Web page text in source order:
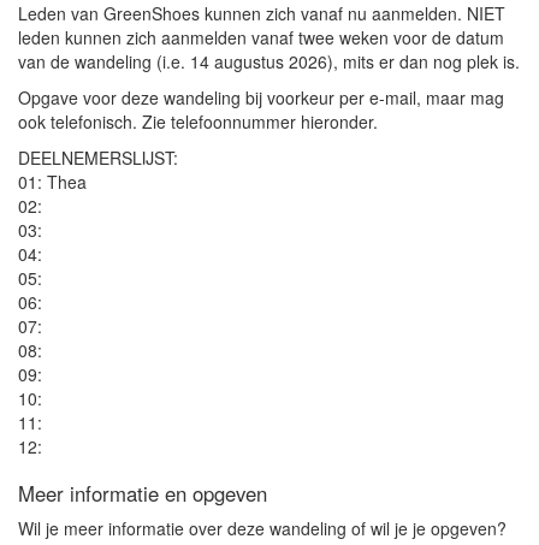
Leden van GreenShoes kunnen zich vanaf nu aanmelden. NIET
leden kunnen zich aanmelden vanaf twee weken voor de datum
van de wandeling (i.e. 14 augustus 2026), mits er dan nog plek is.
Opgave voor deze wandeling bij voorkeur per e-mail, maar mag
ook telefonisch. Zie telefoonnummer hieronder.
DEELNEMERSLIJST:
01: Thea
02:
03:
04:
05:
06:
07:
08:
09:
10:
11:
12:
Meer informatie en opgeven
Wil je meer informatie over deze wandeling of wil je je opgeven?